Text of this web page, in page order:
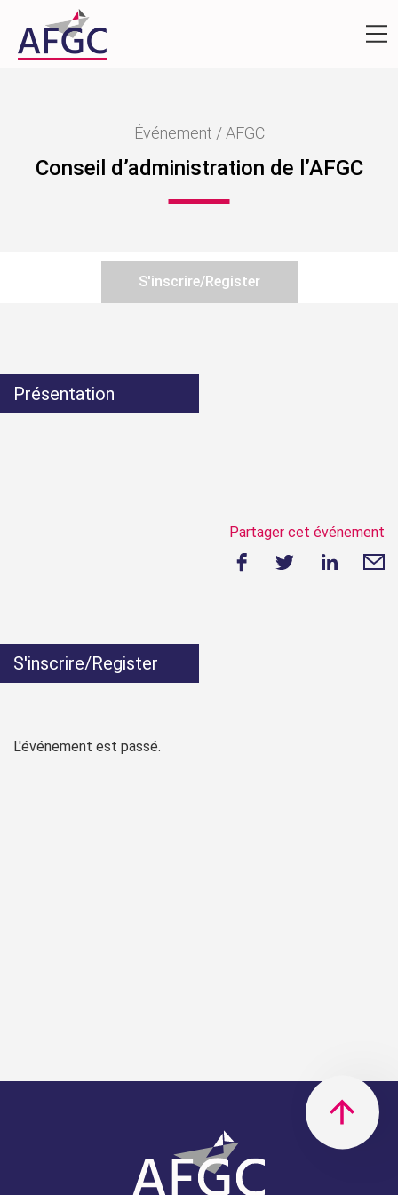
Événement / AFGC
Conseil d’administration de l’AFGC
S'inscrire/Register
Présentation
Partager cet événement
S'inscrire/Register
L'événement est passé.